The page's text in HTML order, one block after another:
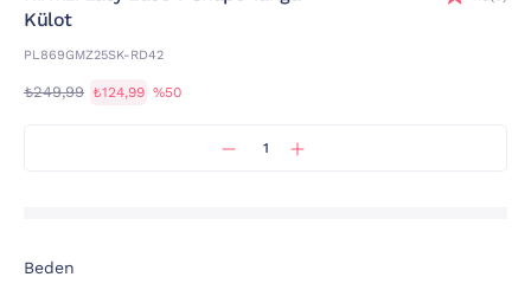
Külot
PL869GMZ25SK-RD42
₺249,99 ₺124,99 %50
Beden